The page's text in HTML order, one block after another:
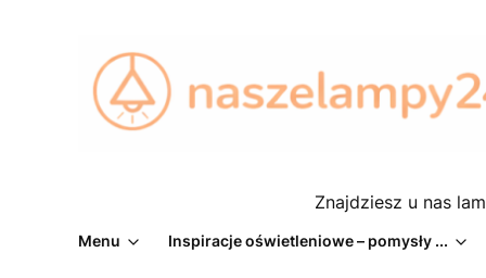
Znajdziesz u nas
Menu Inspiracje oświetleniowe – pomysły ...